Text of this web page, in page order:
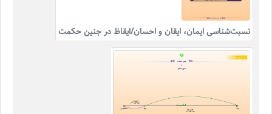
نسبت‌شناسی ایمان، ایقان و احسان/ایقاظ در جنین حکمت